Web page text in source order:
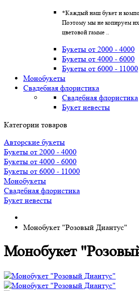
*Каждый наш букет и
Поэтому мы не копируем
цветовой гамме ..
Букеты от 2000 - 4000
Букеты от 4000 - 6000
Букеты от 6000 - 11000
Монобукеты
Свадебная флористика
Свадебная флористика
Букет невесты
Категории товаров
Авторские букеты
Букеты от 2000 - 4000
Букеты от 4000 - 6000
Букеты от 6000 - 11000
Монобукеты
Свадебная флористика
Букет невесты
Монобукет "Розовый Диантус"
Монобукет